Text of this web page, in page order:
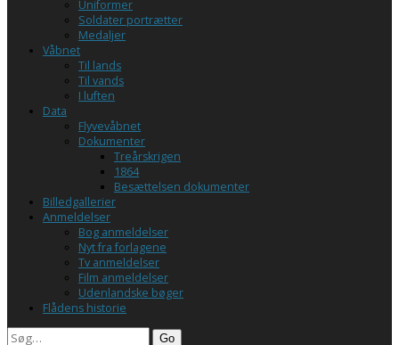
Uniformer
Soldater portrætter
Medaljer
Våbnet
Til lands
Til vands
I luften
Data
Flyvevåbnet
Dokumenter
Treårskrigen
1864
Besættelsen dokumenter
Billedgallerier
Anmeldelser
Bog anmeldelser
Nyt fra forlagene
Tv anmeldelser
Film anmeldelser
Udenlandske bøger
Flådens historie
Search